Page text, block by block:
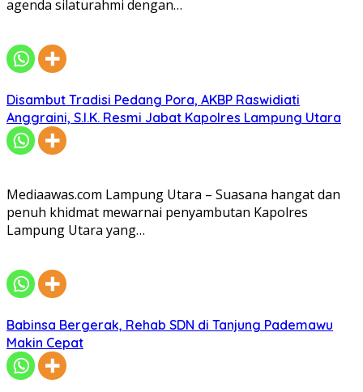
agenda silaturahmi dengan…
Disambut Tradisi Pedang Pora, AKBP Raswidiati
Anggraini, S.I.K. Resmi Jabat Kapolres Lampung Utara
Mediaawas.com Lampung Utara – Suasana hangat dan
penuh khidmat mewarnai penyambutan Kapolres
Lampung Utara yang…
Babinsa Bergerak, Rehab SDN di Tanjung Pademawu
Makin Cepat